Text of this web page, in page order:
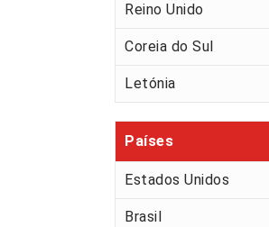
Reino Unido
Coreia do Sul
Letónia
Países
Estados Unidos
Brasil